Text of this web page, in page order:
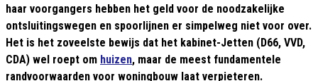
haar voorgangers hebben het geld voor de noodzakelijke
ontsluitingswegen en spoorlijnen er simpelweg niet voor over.
Het is het zoveelste bewijs dat het kabinet-Jetten (D66, VVD,
CDA) wel roept om huizen, maar de meest fundamentele
randvoorwaarden voor woningbouw laat verpieteren.